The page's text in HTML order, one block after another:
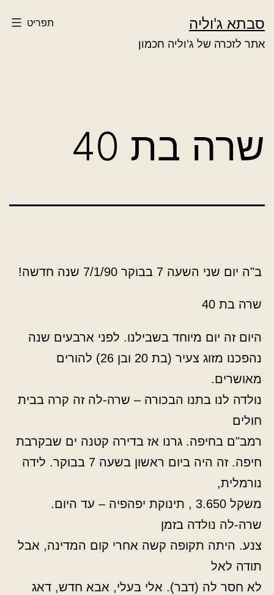
לתוכן
סבתא ג'וליה
אתר לזכרה של ג'וליה חכמון
תפריט
שרה בת 40
ב"ה יום שני השעה 7 בבוקר 7/1/90 שנה חדשה!
שרה בת 40
היום זה יום מיוחד בשבילנו. לפני ארבעים שנה
נהפכנו מזוג צעיר (בת 20 ובן 26) להורים
מאושרים.
נולדה לנו בתנו הבכורה – שרה-לה זה קרה בבית
חולים
רמב"ם בחיפה. גרנו אז בדירה קטנה ים שבקרבת
חיפה. זה היה ביום ראשון בשעה 7 בבוקר. לידה
נורמלית,
משקל 3.650 , תינוקת יפהפיה – עד היום.
שרה-לה נולדה בזמן
צנע. היתה תקופה קשה אחרי קום המדינה, אבל
תודה לאל
לא חסר לה (דבר). אלי בעלי, אבא חדש, דאג